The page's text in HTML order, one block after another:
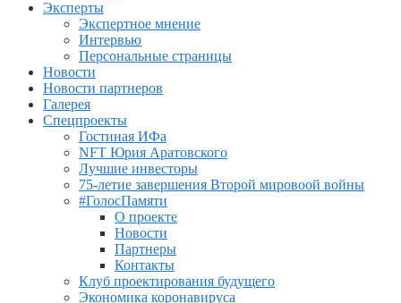
Эксперты
Экспертное мнение
Интервью
Персональные страницы
Новости
Новости партнеров
Галерея
Спецпроекты
Гостиная ИФа
NFT Юрия Аратовского
Лучшие инвесторы
75-летие завершения Второй мировоой войны
#ГолосПамяти
О проекте
Новости
Партнеры
Контакты
Клуб проектирования будущего
Экономика коронавируса